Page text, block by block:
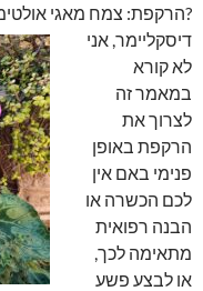
הרקפת: צמח מאגי אולטימטיבי?
דיסקליימר, אני
לא קורא
במאמר זה
לצרוך את
הרקפת באופן
פנימי באם אין
לכם הכשרה או
הבנה רפואית
מתאימה לכך,
או לבצע פשע